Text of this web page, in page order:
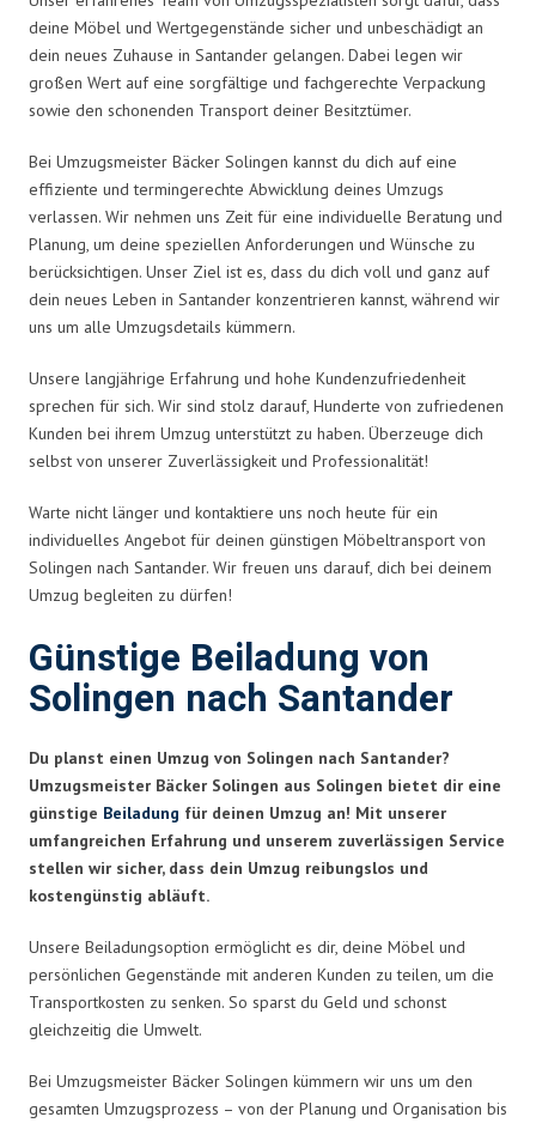
deine Möbel und Wertgegenstände sicher und unbeschädigt an
dein neues Zuhause in Santander gelangen. Dabei legen wir
großen Wert auf eine sorgfältige und fachgerechte Verpackung
sowie den schonenden Transport deiner Besitztümer.
Bei Umzugsmeister Bäcker Solingen kannst du dich auf eine
effiziente und termingerechte Abwicklung deines Umzugs
verlassen. Wir nehmen uns Zeit für eine individuelle Beratung und
Planung, um deine speziellen Anforderungen und Wünsche zu
berücksichtigen. Unser Ziel ist es, dass du dich voll und ganz auf
dein neues Leben in Santander konzentrieren kannst, während wir
uns um alle Umzugsdetails kümmern.
Unsere langjährige Erfahrung und hohe Kundenzufriedenheit
sprechen für sich. Wir sind stolz darauf, Hunderte von zufriedenen
Kunden bei ihrem Umzug unterstützt zu haben. Überzeuge dich
selbst von unserer Zuverlässigkeit und Professionalität!
Warte nicht länger und kontaktiere uns noch heute für ein
individuelles Angebot für deinen günstigen Möbeltransport von
Solingen nach Santander. Wir freuen uns darauf, dich bei deinem
Umzug begleiten zu dürfen!
Günstige Beiladung von
Solingen nach Santander
Du planst einen Umzug von Solingen nach Santander?
Umzugsmeister Bäcker Solingen aus Solingen bietet dir eine
günstige Beiladung für deinen Umzug an! Mit unserer
umfangreichen Erfahrung und unserem zuverlässigen Service
stellen wir sicher, dass dein Umzug reibungslos und
kostengünstig abläuft.
Unsere Beiladungsoption ermöglicht es dir, deine Möbel und
persönlichen Gegenstände mit anderen Kunden zu teilen, um die
Transportkosten zu senken. So sparst du Geld und schonst
gleichzeitig die Umwelt.
Bei Umzugsmeister Bäcker Solingen kümmern wir uns um den
gesamten Umzugsprozess – von der Planung und Organisation bis